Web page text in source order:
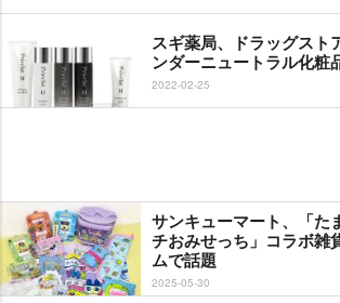
スギ薬局、ドラッグスト
ンダーニュートラル化粧
2022-02-25
サンキューマート、「た
チおみせっち」コラボ
ムで話題
2025-05-30